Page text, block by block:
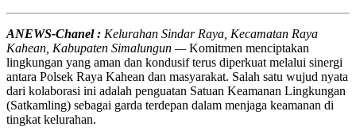
ANEWS-Chanel : Kelurahan Sindar Raya, Kecamatan Raya
Kahean, Kabupaten Simalungun —Komitmen menciptakan
lingkungan yang aman dan kondusif terus diperkuat melalui sinergi
antara Polsek Raya Kahean dan masyarakat. Salah satu wujud nyata
dari kolaborasi ini adalah penguatan Satuan Keamanan Lingkungan
(Satkamling) sebagai garda terdepan dalam menjaga keamanan di
tingkat kelurahan.